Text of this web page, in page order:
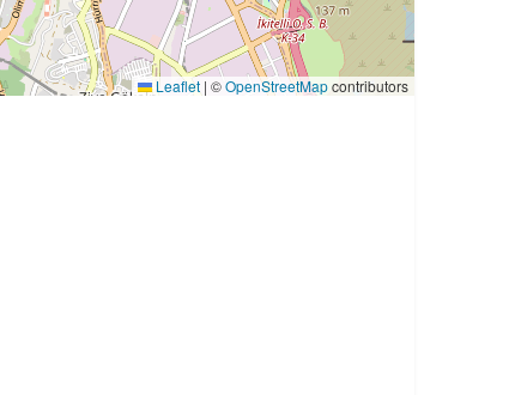
Leaflet | ©OpenStreetMapcontributors